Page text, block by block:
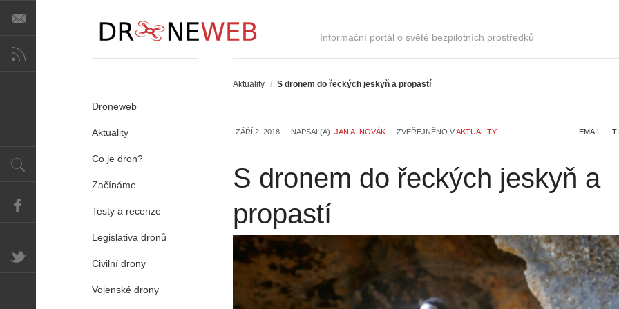
Informační portál o světě bezpilotních prostředků
Aktuality / S dronem do řeckých jeskyň a propastí
ZÁŘÍ 2, 2018 NAPSAL(A) JAN A. NOVÁK ZVEŘEJNĚNO VAKTUALITY EMAIL
S dronem do řeckých jeskyň a
propastí
Droneweb
Aktuality
Co je dron?
Začínáme
Testy a recenze
Legislativa dronů
Civilní drony
Vojenské drony